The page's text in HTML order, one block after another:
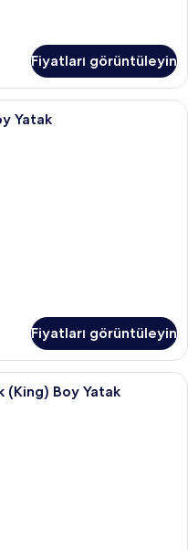
Fiyatları görüntüleyin
odası, kaliteli yatak takımı,
Yatak
Fiyatları görüntüleyin
Stüdyo Süit, 1 En Büyük
(King) Boy Yatak